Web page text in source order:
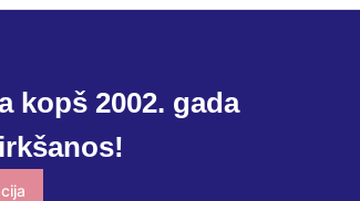
kopš 2002. gada